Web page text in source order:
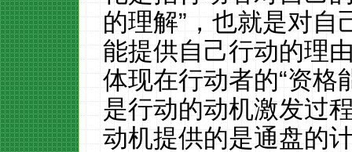
的理解”，也就是对自
能提供自己行动的理
体现在行动者的“资格
是行动的动机激发过
动机提供的是通盘的